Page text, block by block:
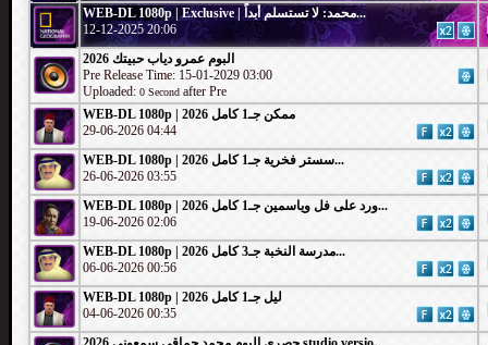
WEB-DL 1080p | Exclusive | محمد: لا تستسلم أبداً...
12-12-2025 20:06
البوم عمرو دياب حبيتك 2026
Pre Release Time: 15-01-2029 03:00
Uploaded: 0 Second after Pre
WEB-DL 1080p | 2026 ممكن جـ1 كامل
29-06-2026 04:44
WEB-DL 1080p | 2026 سستر فخرية جـ1 كامل...
26-06-2026 03:55
WEB-DL 1080p | 2026 ورد على فل وياسمين جـ1 كامل...
19-06-2026 02:06
WEB-DL 1080p | 2026 مدرسة النخبة جـ3 كامل...
06-06-2026 00:56
WEB-DL 1080p | 2026 ليل جـ1 كامل
04-06-2026 00:35